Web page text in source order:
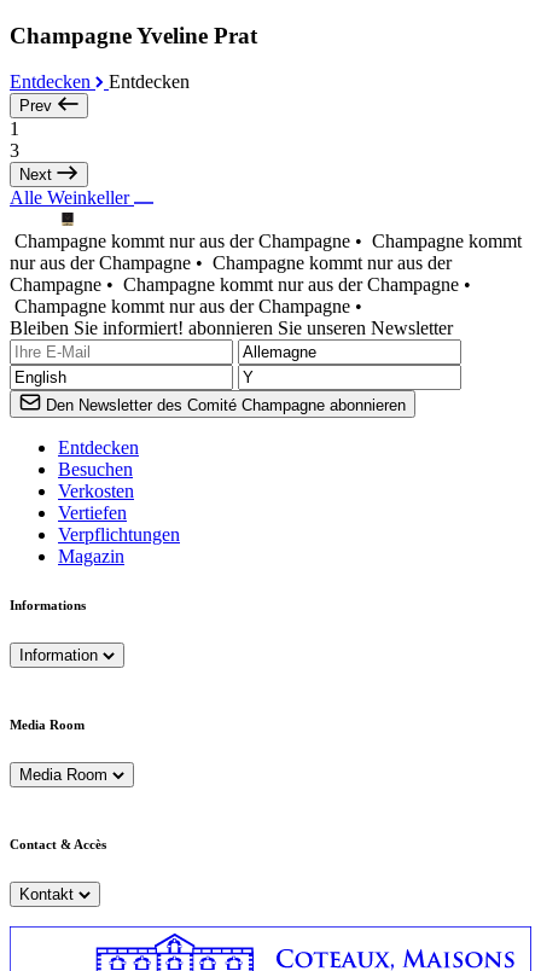
Champagne Yveline Prat
Entdecken Entdecken
Prev
1
3
Next
Alle Weinkeller
Champagne kommt nur aus der Champagne • Champagne kommt
nur aus der Champagne • Champagne kommt nur aus der
Champagne • Champagne kommt nur aus der Champagne •
Champagne kommt nur aus der Champagne •
Bleiben Sie informiert! abonnieren Sie unseren Newsletter
Den Newsletter des Comité Champagne abonnieren
Entdecken
Besuchen
Verkosten
Vertiefen
Verpflichtungen
Magazin
Informations
Information
Media Room
Media Room
Contact & Accès
Kontakt